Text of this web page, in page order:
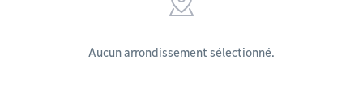
Aucun arrondissement sélectionné.